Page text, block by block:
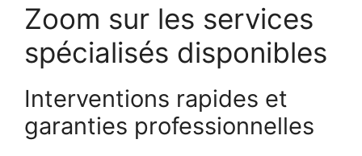
Zoom sur les services
spécialisés disponibles
Interventions rapides et
garanties professionnelles